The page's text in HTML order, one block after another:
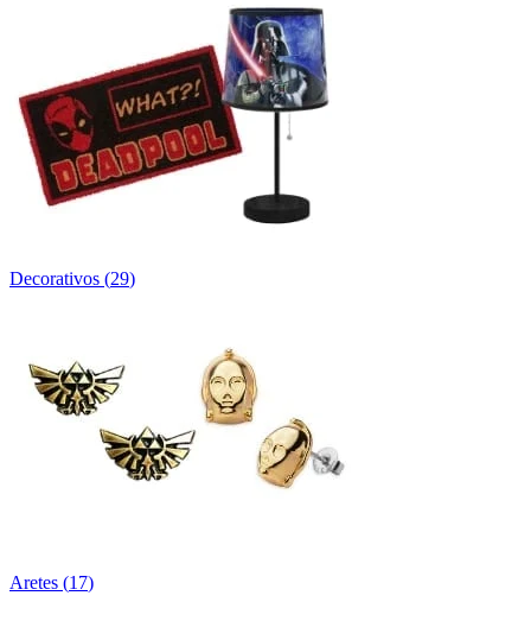
Decorativos (29)
Aretes (17)